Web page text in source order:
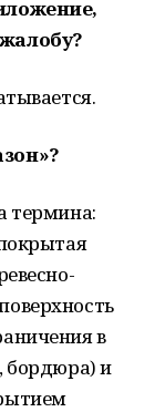
термина:
в
бордюра) и